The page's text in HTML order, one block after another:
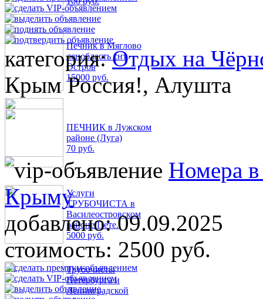
Печник в Мяглово
ленобласть снт
Остров
15000 руб.
ПЕЧНИК в Лужском
районе (Луга)
70 руб.
Услуги
ТРУБОЧИСТА в
Василеостровском
районе Пете..
5000 руб.
Трубочисты
Петербурга и
Ленинградской
категория:Отдых на
Крым Россия!, Алушта
Номера в
Крыму
добавлено:09.09.2025
стоимость: 2500 руб.